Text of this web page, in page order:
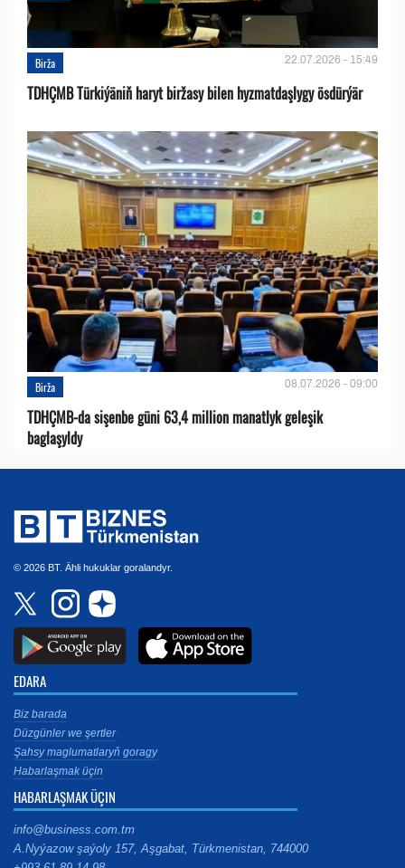
Birža 22.07.2026 - 15:49
TDHÇMB Türkiýäniň haryt biržasy bilen hyzmatdaşlygy ösdürýär
Birža 08.07.2026 - 09:00
TDHÇMB-da sişenbe güni 63,4 million manatlyk geleşik
baglaşyldy
© 2026 BT. Ähli hukuklar goralandyr.
EDARA
Biz barada
Düzgünler we şertler
Şahsy maglumatlaryň goragy
Habarlaşmak üçin
HABARLAŞMAK ÜÇIN
info@business.com.tm
A.Nyýazow şaýoly 157, Aşgabat, Türkmenistan, 744000